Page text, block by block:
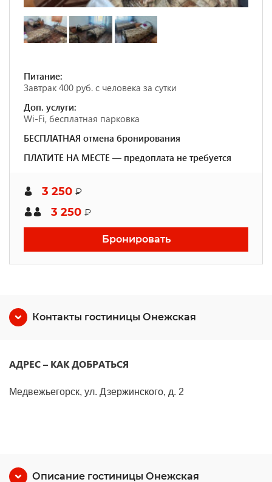
Питание:
Завтрак 400 руб. с человека за сутки
Доп. услуги:
Wi-Fi, бесплатная парковка
БЕСПЛАТНАЯ отмена бронирования
ПЛАТИТЕ НА МЕСТЕ — предоплата не требуется
3 250 ₽
3 250 ₽
Бронировать
Контакты гостиницы Онежская
АДРЕС – КАК ДОБРАТЬСЯ
Медвежьегорск, ул. Дзержинского, д. 2
Описание гостиницы Онежская